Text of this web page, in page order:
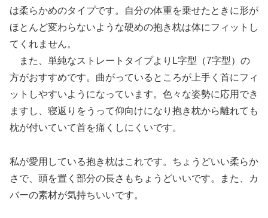
は柔らかめのタイプです。自分の体重を乗せたときに形が
ほとんど変わらないような硬めの抱き枕は体にフィットし
てくれません。
また、単純なストレートタイプよりL字型（7字型）の
方がおすすめです。曲がっているところが上手く首にフィ
ットしやすいようになっています。色々な姿勢に応用でき
ますし、寝返りをうって仰向けになり抱き枕から離れても
枕が付いていて首を痛くしにくいです。
私が愛用している抱き枕はこれです。ちょうどいい柔らか
さで、頭を置く部分の長さもちょうどいいです。また、カ
バーの素材が気持ちいいです。